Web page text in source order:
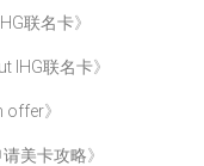
联名卡》
IHG联名卡》
offer》
美卡攻略》